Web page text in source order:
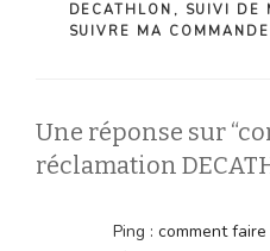
DECATHLON , SUIVI DE
SUIVRE MA
Une réponse sur
réclamation
Ping : comment